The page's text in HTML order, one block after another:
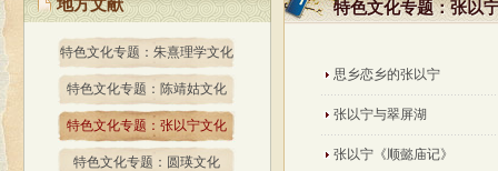
地方文献
特色文化专题：朱熹理学文化
特色文化专题：陈靖姑文化
特色文化专题：张以宁文化
特色文化专题：圆瑛文化
特色文化专题：张以
特色文化专题：张以
思乡恋乡的张以宁
张以宁与翠屏湖
张以宁《顺懿庙记》